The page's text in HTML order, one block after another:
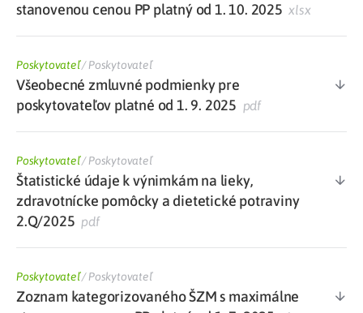
stanovenou cenou PP platný od 1. 10. 2025 xlsx
Poskytovateľ/Poskytovateľ
Všeobecné zmluvné podmienky pre
poskytovateľov platné od 1. 9. 2025 pdf
Poskytovateľ/Poskytovateľ
Štatistické údaje k výnimkám na lieky,
zdravotnícke pomôcky a dietetické potraviny
2.Q/2025 pdf
Poskytovateľ/Poskytovateľ
Zoznam kategorizovaného ŠZM s maximálne